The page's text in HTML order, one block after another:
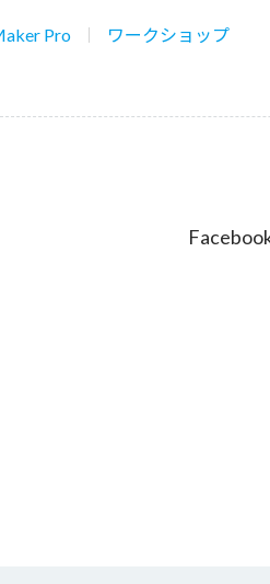
Pro ワークショップ